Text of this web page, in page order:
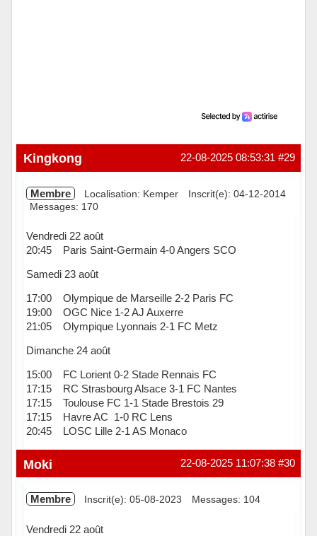
#29
22-08-2025 08:53:31
Kingkong
Membre Localisation: Kemper
Inscrit(e): 04-12-2014
Messages: 170
Vendredi 22 août
20:45 Paris Saint-Germain 4-0 Angers SCO
Samedi 23 août
17:00 Olympique de Marseille 2-2 Paris FC
19:00 OGC Nice 1-2 AJ Auxerre
21:05 Olympique Lyonnais 2-1 FC Metz
Dimanche 24 août
15:00 FC Lorient 0-2 Stade Rennais FC
17:15 RC Strasbourg Alsace 3-1 FC Nantes
17:15 Toulouse FC 1-1 Stade Brestois 29
17:15 Havre AC 1-0 RC Lens
20:45 LOSC Lille 2-1 AS Monaco
Hors ligne #30
22-08-2025 11:07:38
Moki
Membre Inscrit(e): 05-08-2023 Messages: 104
Vendredi 22 août